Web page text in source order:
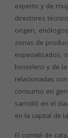
experto y de
directores
origen,
zonas de
especializados,
hostelero y de
relacionadas
consumo en
sarrolló en el
en la capital de
El comité de